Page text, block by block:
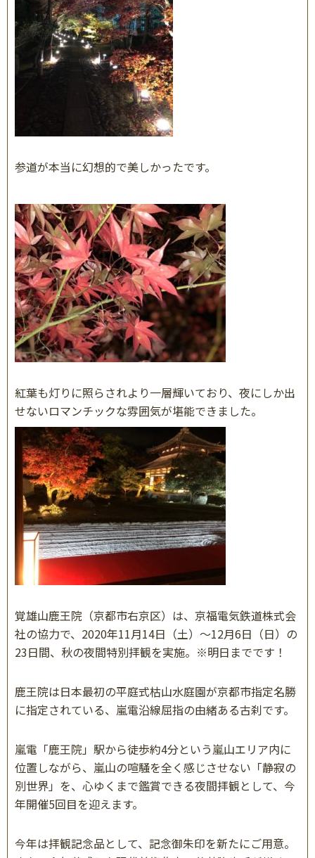
参道が本当に幻想的で美しかったです。
紅葉も灯りに照らされより一層輝いており、夜にしか出
せないロマンチックな雰囲気が堪能できました。
覚雄山鹿王院（京都市右京区）は、京福電気鉄道株式会
社の協力で、2020年11月14日（土）～12月6日（日）の
23日間、秋の夜間特別拝観を実施。※明日までです！
鹿王院は日本最初の平庭式枯山水庭園が京都市指定名勝
に指定されている、嵐電沿線屈指の由緒ある古刹です。
嵐電「鹿王院」駅から徒歩約4分という嵐山エリア内に
位置しながら、嵐山の喧騒を全く感じさせない「静寂の
別世界」を、心ゆくまで鑑賞できる夜間拝観として、今
年開催5回目を迎えます。
今年は拝観記念品として、記念御朱印を新たにご用意。